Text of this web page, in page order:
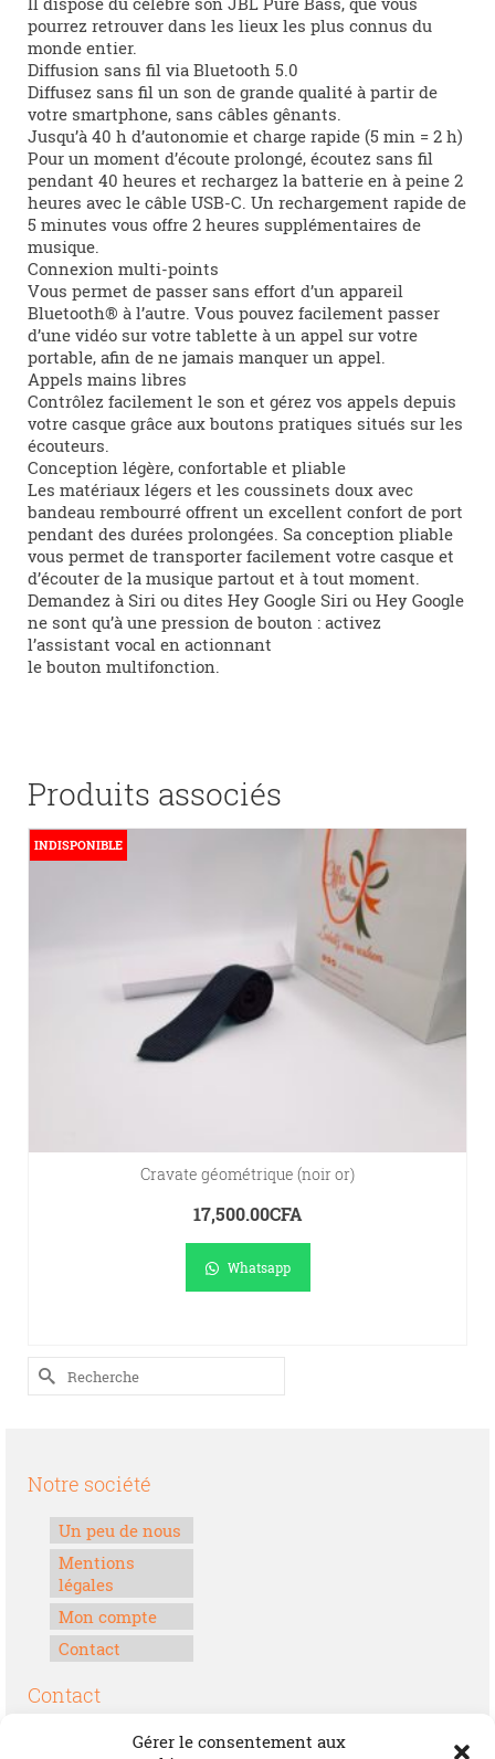
Gérer le consentement aux
pourrez retrouver dans les lieux les plus connus du
monde entier.
Diffusion sans fil via Bluetooth 5.0
Diffusez sans fil un son de grande qualité à partir de
votre smartphone, sans câbles gênants.
Jusqu’à 40 h d’autonomie et charge rapide (5 min = 2 h)
Pour un moment d’écoute prolongé, écoutez sans fil
pendant 40 heures et rechargez la batterie en à peine 2
heures avec le câble USB-C. Un rechargement rapide de
5 minutes vous offre 2 heures supplémentaires de
musique.
Connexion multi-points
Vous permet de passer sans effort d’un appareil
Bluetooth® à l’autre. Vous pouvez facilement passer
d’une vidéo sur votre tablette à un appel sur votre
portable, afin de ne jamais manquer un appel.
Appels mains libres
Contrôlez facilement le son et gérez vos appels depuis
votre casque grâce aux boutons pratiques situés sur les
écouteurs.
Conception légère, confortable et pliable
Les matériaux légers et les coussinets doux avec
bandeau rembourré offrent un excellent confort de port
pendant des durées prolongées. Sa conception pliable
vous permet de transporter facilement votre casque et
d’écouter de la musique partout et à tout moment.
Demandez à Siri ou dites Hey Google Siri ou Hey Google
ne sont qu’à une pression de bouton : activez
l’assistant vocal en actionnant
le bouton multifonction.
Produits associés
INDISPONIBLE
Cravate géométrique (noir or)
17,500.00CFA
Whatsapp
Rechercher :
Notre société
Un peu de nous
Mentions
légales
Mon compte
Contact
Contact
Boulevard Félix Houphouët-Boigny